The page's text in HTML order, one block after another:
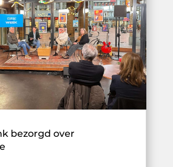
bezorgd over